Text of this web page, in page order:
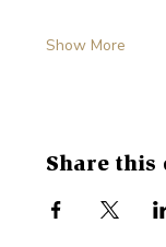
Show More
Share this